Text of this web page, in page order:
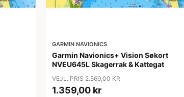
GARMIN NAVIONICS
Garmin Navionics+ Vision Søkort
NVEU645L Skagerrak & Kattegat
VEJL. PRIS 2.569,00 KR
1.359,00 kr